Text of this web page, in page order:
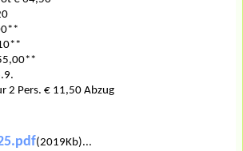
2 Pers. € 11,50 Abzug
(2019Kb)...